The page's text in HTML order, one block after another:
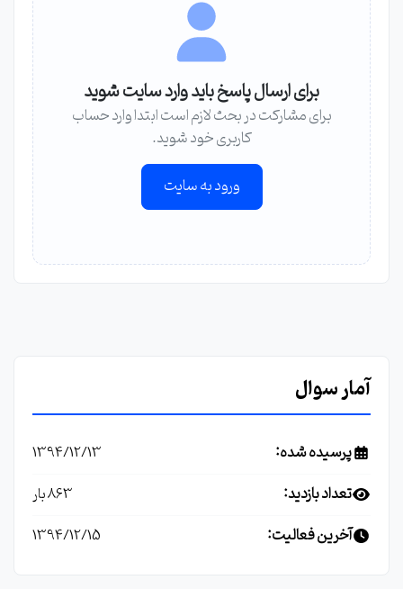
برای ارسال پاسخ باید وارد سایت شوید
برای مشارکت در بحث لازم است ابتدا وارد حساب
کاربری خود شوید.
ورود به سایت
آمار سوال
پرسیده شده: 1394/12/13
تعداد بازدید: 863 بار
آخرین فعالیت: 1394/12/15